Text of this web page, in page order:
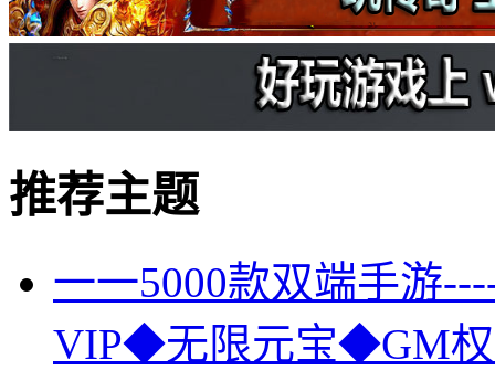
推荐主题
一一5000款双端手游
VIP◆无限元宝◆GM